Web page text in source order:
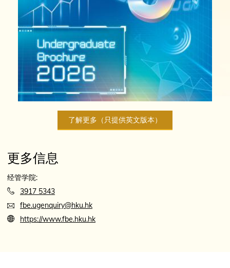
了解更多（只提供英文版本）
更多信息
经管学院:
3917 5343
fbe.ugenquiry@hku.hk
https://www.fbe.hku.hk